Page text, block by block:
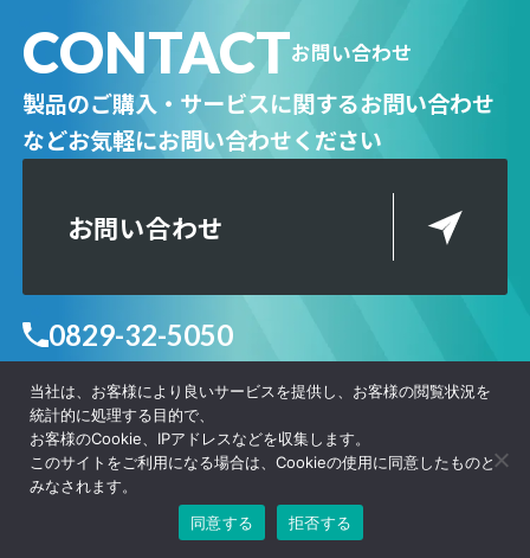
CONTACTお問い合わせ
製品のご購入・サービスに関するお問い合わせ
などお気軽にお問い合わせください
お問い合わせ
0829-32-5050
当社は、お客様により良いサービスを提供し、お客様の閲覧状況を
統計的に処理する目的で、
お客様のCookie、IPアドレスなどを収集します。
このサイトをご利用になる場合は、Cookieの使用に同意したものと
みなされます。
同意する
拒否する